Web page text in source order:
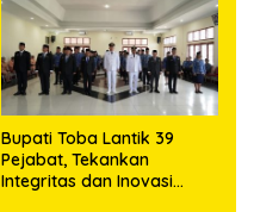
Bupati Toba Lantik 39
Pejabat, Tekankan
Integritas dan Inovasi